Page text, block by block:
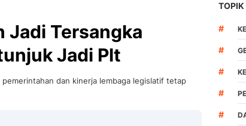
Jadi Tersangka
Jadi Plt
dan kinerja lembaga legislatif tetap
TOPIK
#
#
#
#
#